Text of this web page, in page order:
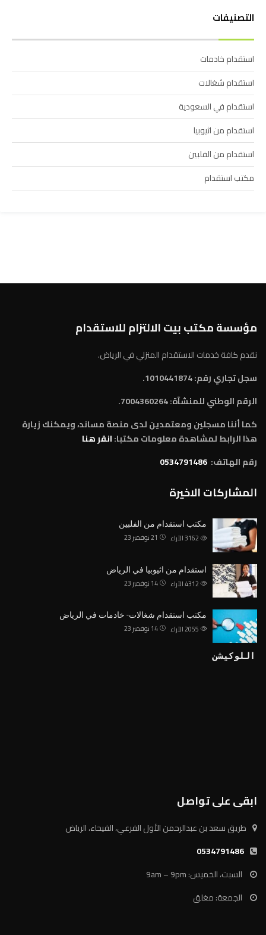
التصنيفات
استقدام خادمات
استقدام شغالات
استقدام في السعودية
استقدام من اثيوبيا
استقدام من الفلبين
مكتب استقدام
مؤسسة مكتب بيت الالتزام للاستقدام
نقدم كافة خدمات الاستقدام المنزلي في الرياض.
سجل تجاري رقم: 1010441874.
الرقم الوطني للمنشآة:7004360264.
كما أننا مسجلين ومعتمدين لدى منصة مساند، ويمكنك زيارة
هذا الرابط لمشاهدة معلومات مكتبا:انقر هنا
رقم الهاتف: 0534791486
المشاركات الاخيرة
مكتب استقدام من الفلبين
21 نوفمبر 23 الآراء
استقدام من اثيوبيا في الرياض
14 نوفمبر 23 الآراء
مكتب استقدام شغالات- خادمات في الرياض
14 نوفمبر 23 الآراء
اللوكيشن
ابقى على تواصل
طريق سعد بن عبدالرحمن الأول الفرعي، الفيحاء، الرياض
0534791486
السبت، الخميس: 9am – 9pm
الجمعة: مغلق